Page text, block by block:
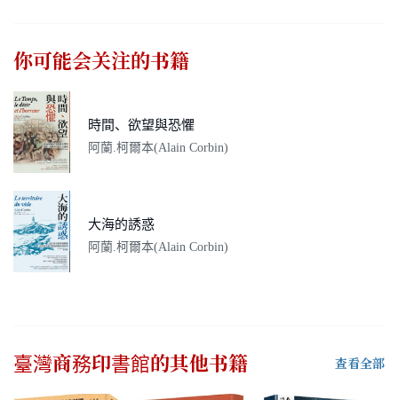
你可能会关注的书籍
時間、欲望與恐懼
阿蘭.柯爾本(Alain Corbin)
大海的誘惑
阿蘭.柯爾本(Alain Corbin)
臺灣商務印書館的其他书籍 查看全部